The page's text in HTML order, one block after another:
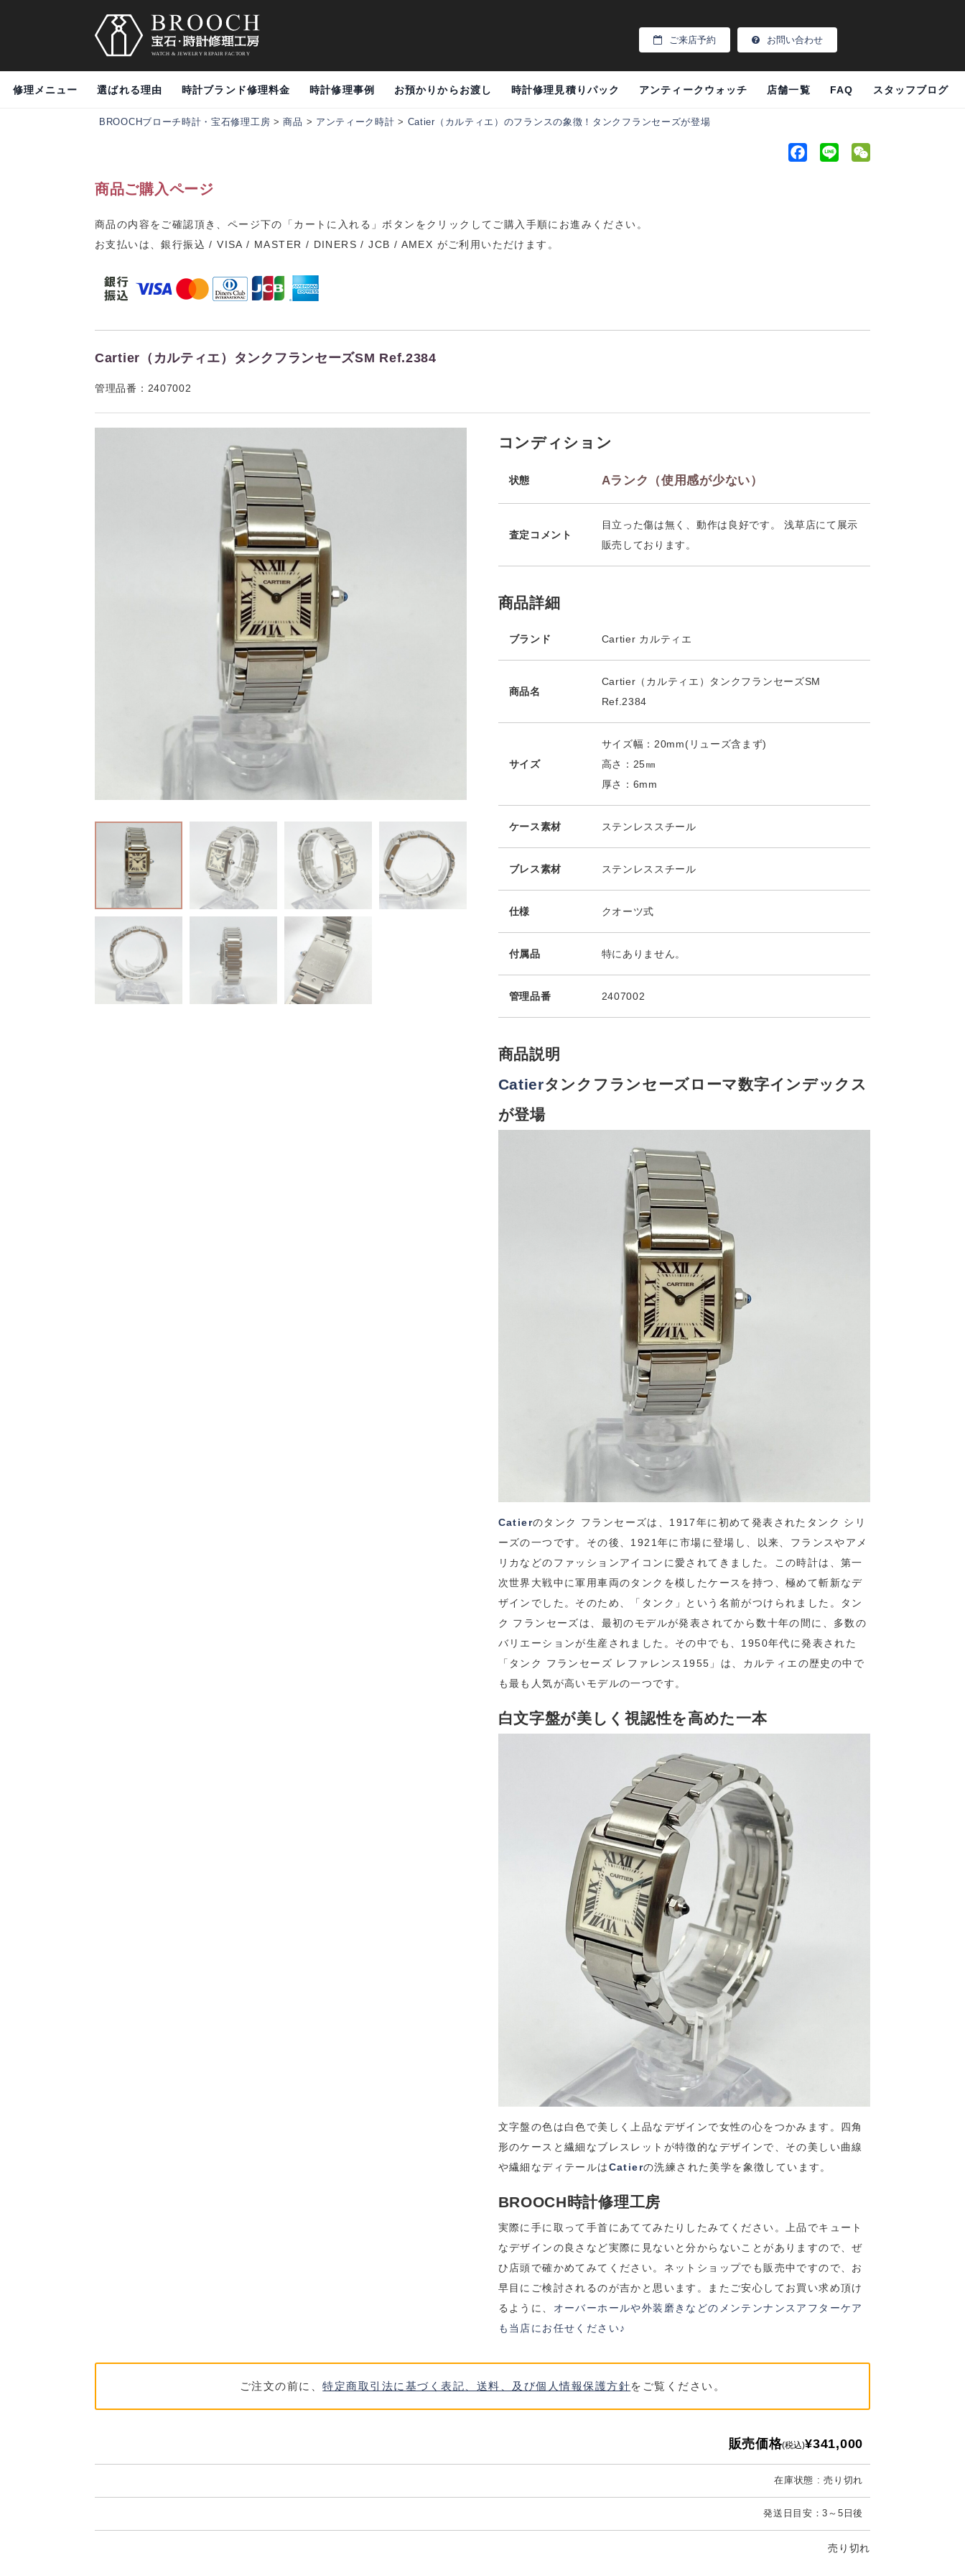
ご来店予約 お問い合わせ
修理メニュー 選ばれる理由 時計ブランド修理料金 時計修理事例 お預かりからお渡し 時計修理見積りパック アンティークウォッチ 店舗一覧 FAQ スタッフブログ
BROOCHブローチ時計・宝石修理工房 >商品 > アンティーク時計 > Catier（カルティエ）のフランスの象徴！タンクフランセーズが登場
商品ご購入ページ
商品の内容をご確認頂き、ページ下の「カートに入れる」ボタンをクリックしてご購入手順にお進みください。
お支払いは、銀行振込 / VISA / MASTER / DINERS / JCB / AMEX がご利用いただけます。
Cartier（カルティエ）タンクフランセーズSM Ref.2384
管理品番：2407002
コンディション
状態 Aランク（使用感が少ない）
査定コメント
目立った傷は無く、動作は良好です。 浅草店にて展示
販売しております。
商品詳細
ブランド Cartier カルティエ
商品名
Cartier（カルティエ）タンクフランセーズSM
Ref.2384
サイズ
サイズ幅：20mm(リューズ含まず)
高さ：25㎜
厚さ：6mm
ケース素材 ステンレススチール
ブレス素材 ステンレススチール
仕様 クオーツ式
付属品 特にありません。
管理品番 2407002
商品説明
Catierタンクフランセーズローマ数字インデックス
が登場
Catierのタンク フランセーズは、1917年に初めて発表されたタンク シリ
ーズの一つです。その後、1921年に市場に登場し、以来、フランスやアメ
リカなどのファッションアイコンに愛されてきました。この時計は、第一
次世界大戦中に軍用車両のタンクを模したケースを持つ、極めて斬新なデ
ザインでした。そのため、「タンク」という名前がつけられました。タン
ク フランセーズは、最初のモデルが発表されてから数十年の間に、多数の
バリエーションが生産されました。その中でも、1950年代に発表された
「タンク フランセーズ レファレンス1955」は、カルティエの歴史の中で
も最も人気が高いモデルの一つです。
白文字盤が美しく視認性を高めた一本
文字盤の色は白色で美しく上品なデザインで女性の心をつかみます。四角
形のケースと繊細なブレスレットが特徴的なデザインで、その美しい曲線
や繊細なディテールはCatierの洗練された美学を象徴しています。
BROOCH時計修理工房
実際に手に取って手首にあててみたりしたみてください。上品でキュート
なデザインの良さなど実際に見ないと分からないことがありますので、ぜ
ひ店頭で確かめてみてください。ネットショップでも販売中ですので、お
早目にご検討されるのが吉かと思います。またご安心してお買い求め頂け
るように、 オーバーホールや外装磨きなどのメンテンナンスアフターケア
も当店にお任せください♪
ご注文の前に、特定商取引法に基づく表記、送料、及び個人情報保護方針をご覧ください。
販売価格(税込)¥341,000
在庫状態 : 売り切れ
発送日目安：3～5日後
売り切れ